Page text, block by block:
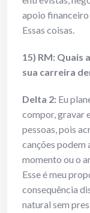
apoio
Essas coisas.
15) RM: Quais
sua carreira
Delta 2: Eu
compor, gravar
pessoas, pois
canções podem
momento ou o
Esse é meu
consequência
natural sem